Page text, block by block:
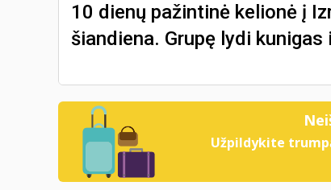
10 dienų pažintinė kelionė į
šiandiena. Grupę lydi kunigas
Užpildykite